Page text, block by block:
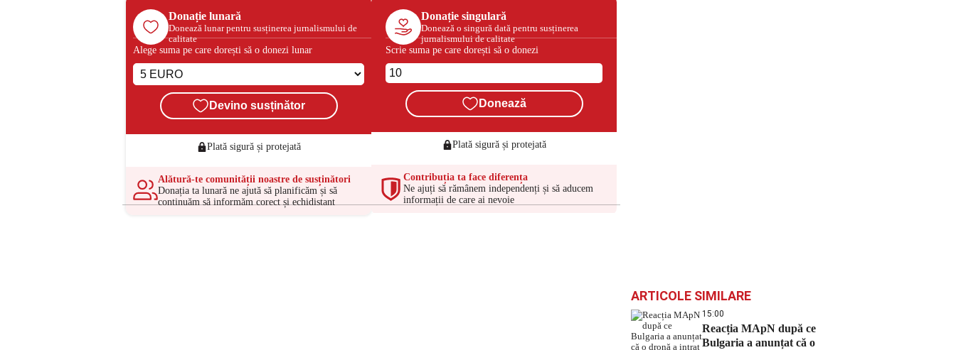
Donație lunară
Donează lunar pentru susținerea jurnalismului de
calitate
Alege suma pe care dorești să o donezi lunar
Devino susținător
Plată sigură și protejată
Alătură-te comunității noastre de susținători
Donația ta lunară ne ajută să planificăm și să
continuăm să informăm corect și echidistant
Donație singulară
Donează o singură dată pentru susținerea
jurnalismului de calitate
Scrie suma pe care dorești să o donezi
Donează
Plată sigură și protejată
Contribuția ta face diferența
Ne ajuți să rămânem independenți și să aducem
informații de care ai nevoie
ARTICOLE SIMILARE
15:00
Reacția MApN după ce
Bulgaria a anunțat că o